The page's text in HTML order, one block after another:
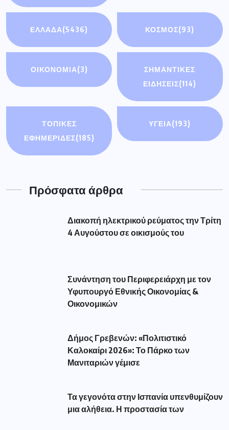
ΕΛΛΑΔΑ(5436) ΚΟΣΜΟΣ(93)
ΟΙΚΟΝΟΜΊΑ(3)
ΣΗΜΑΝΤΙΚΈΣ
ΕΙΔΉΣΕΙΣ(114)
ΤΟΠΙΚΕΣ
ΕΦΗΜΕΡΙΔΕΣ(185)
ΥΓΕΙΑ(193)
Πρόσφατα άρθρα
Διακοπή ηλεκτρικού ρεύματος την Τρίτη
4 Αυγούστου σε οικισμούς του
Συνάντηση του Περιφερειάρχη με τον
Υφυπουργό Εθνικής Οικονομίας &
Οικονομικών
Δήμος Γρεβενών: «Πολιτιστικό
Καλοκαίρι 2026»: Το Πάρκο των
Μανιταριών γέμισε
Τα γεγονότα στην Ισπανία υπενθυμίζουν
μια αλήθεια. Η προστασία των